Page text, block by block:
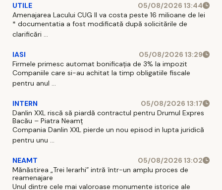
UTILE
05/08/2026 13:44
Amenajarea Lacului CUG II va costa peste 16 milioane de lei
* documentatia a fost modificată după solicitările de
clarificări ...
IASI
05/08/2026 13:29
Firmele primesc automat bonificația de 3% la impozit
Companiile care si-au achitat la timp obligatiile fiscale
pentru anul ...
INTERN
05/08/2026 13:17
Danlin XXL riscă să piardă contractul pentru Drumul Expres
Bacău – Piatra Neamț
Compania Danlin XXL pierde un nou episod in lupta juridică
pentru unu ...
NEAMT
05/08/2026 13:02
Mănăstirea „Trei Ierarhi” intră într-un amplu proces de
reamenajare
Unul dintre cele mai valoroase monumente istorice ale